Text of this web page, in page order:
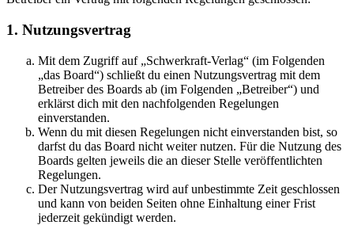
1. Nutzungsvertrag
Mit dem Zugriff auf „Schwerkraft-Verlag“ (im Folgenden
„das Board“) schließt du einen Nutzungsvertrag mit dem
Betreiber des Boards ab (im Folgenden „Betreiber“) und
erklärst dich mit den nachfolgenden Regelungen
einverstanden.
Wenn du mit diesen Regelungen nicht einverstanden bist, so
darfst du das Board nicht weiter nutzen. Für die Nutzung des
Boards gelten jeweils die an dieser Stelle veröffentlichten
Regelungen.
Der Nutzungsvertrag wird auf unbestimmte Zeit geschlossen
und kann von beiden Seiten ohne Einhaltung einer Frist
jederzeit gekündigt werden.